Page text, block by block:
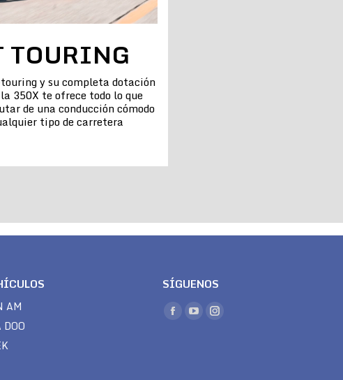
TOURING
y su completa dotación
350X te ofrece todo lo que
de una conducción cómodo
tipo de carretera
AM
DOO
SÍGUENOS
Encuéntranos en:
Facebook
YouTubeInstagram